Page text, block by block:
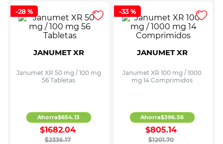
-28 %
JANUMET XR
Janumet XR 50 mg / 100 mg
56 Tabletas
$2336.17
$1682.04
Ahorra$654.13
-33 %
JANUMET XR
Janumet XR 100 mg / 1000
mg 14 Comprimidos
$1201.70
$805.14
Ahorra$396.56